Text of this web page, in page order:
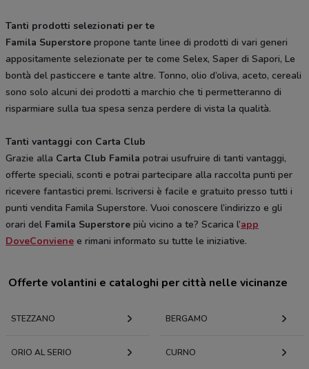
Tanti prodotti selezionati per te
Famila Superstore propone tante linee di prodotti di vari generi
appositamente selezionate per te come Selex, Saper di Sapori, Le
bontà del pasticcere e tante altre. Tonno, olio d’oliva, aceto, cereali
sono solo alcuni dei prodotti a marchio che ti permetteranno di
risparmiare sulla tua spesa senza perdere di vista la qualità.
Tanti vantaggi con Carta Club
Grazie alla Carta Club Famila potrai usufruire di tanti vantaggi,
offerte speciali, sconti e potrai partecipare alla raccolta punti per
ricevere fantastici premi. Iscriversi è facile e gratuito presso tutti i
punti vendita Famila Superstore. Vuoi conoscere l’indirizzo e gli
orari del Famila Superstore più vicino a te? Scarica l’app
DoveConviene e rimani informato su tutte le iniziative.
Offerte volantini e cataloghi per città nelle vicinanze
STEZZANO BERGAMO
ORIO AL SERIO CURNO